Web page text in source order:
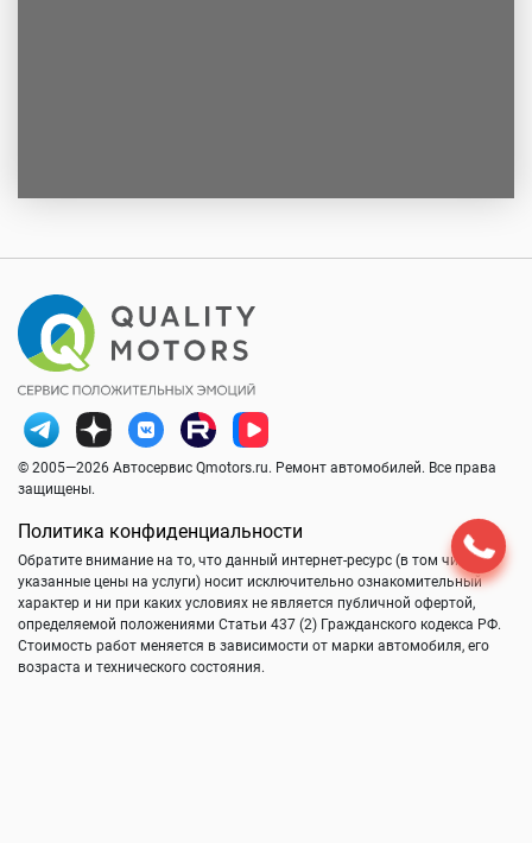
© 2005—2026 Автосервис Qmotors.ru. Ремонт автомобилей. Все права
защищены.
Политика конфиденциальности
Обратите внимание на то, что данный интернет-ресурс (в том числе
указанные цены на услуги) носит исключительно ознакомительный
характер и ни при каких условиях не является публичной офертой,
определяемой положениями Статьи 437 (2) Гражданского кодекса РФ.
Стоимость работ меняется в зависимости от марки автомобиля, его
возраста и технического состояния.